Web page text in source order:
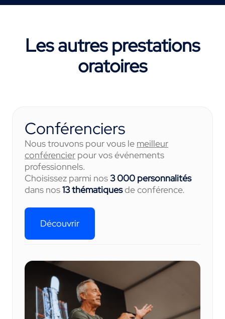
Les autres prestations
oratoires
Conférenciers
Nous trouvons pour vous le meilleur
conférencier pour vos événements
professionnels.
Choisissez parmi nos3 000 personnalités
dans nos13 thématiquesde conférence.
Découvrir